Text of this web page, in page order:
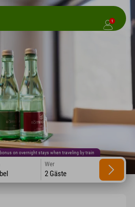
1
on overnight stays when traveling by train
Wer
2 Gäste